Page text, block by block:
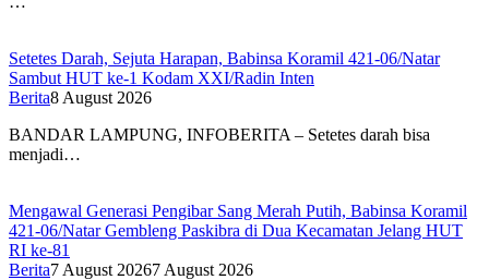
Setetes Darah, Sejuta Harapan, Babinsa Koramil 421-06/Natar
Sambut HUT ke-1 Kodam XXI/Radin Inten
Berita8 August 2026
BANDAR LAMPUNG, INFOBERITA – Setetes darah bisa
menjadi…
Mengawal Generasi Pengibar Sang Merah Putih, Babinsa Koramil
421-06/Natar Gembleng Paskibra di Dua Kecamatan Jelang HUT
RI ke-81
Berita7 August 20267 August 2026